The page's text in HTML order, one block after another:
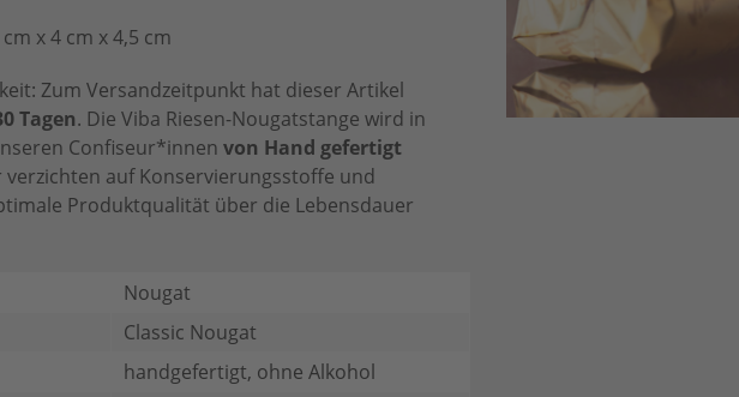
x 4 cm x 4,5 cm
Zum Versandzeitpunkt hat dieser Artikel
Tagen. Die Viba Riesen-Nougatstange wird in
Confiseur*innen von Hand gefertigt
auf Konservierungsstoffe und
Produktqualität über die Lebensdauer
Nougat
Classic Nougat
handgefertigt, ohne Alkohol